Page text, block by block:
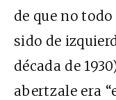
de que no
sido de
década de
abertzale era